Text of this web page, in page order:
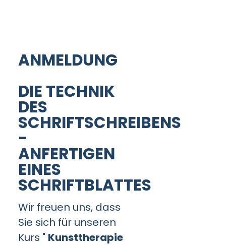
ANMELDUNG
DIE TECHNIK
DES
SCHRIFTSCHREIBENS
-
ANFERTIGEN
EINES
SCHRIFTBLATTES
Wir freuen uns, dass
Sie sich für unseren
Kurs " Kunsttherapie